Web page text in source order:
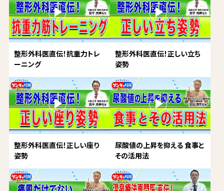
整形外科医直伝！抗重力トレ
ーニング
整形外科医直伝！正しい立ち
姿勢
整形外科医直伝！正しい座り
姿勢
尿酸値の上昇を抑える 食事と
その活用法